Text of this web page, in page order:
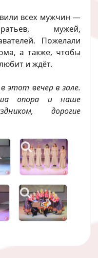
всех мужчин —
мужей,
Пожелали
а также, чтобы
и ждёт.
этот вечер в зале.
опора и наше
дорогие